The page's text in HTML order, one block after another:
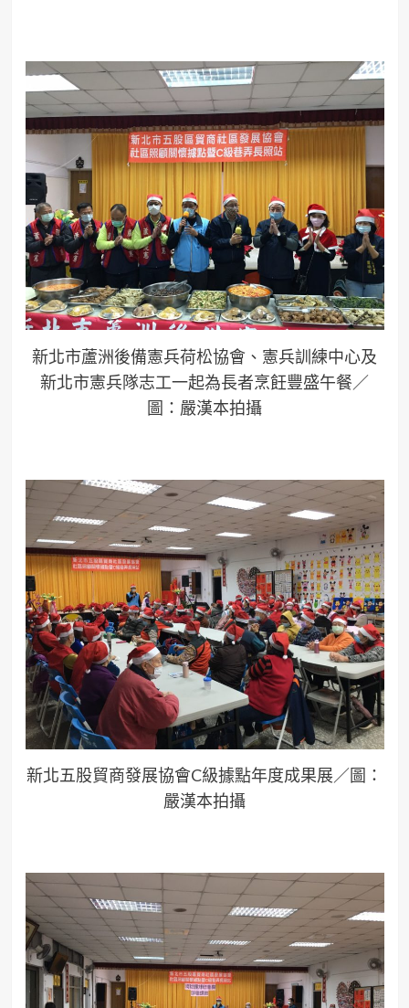
新北市蘆洲後備憲兵荷松協會、憲兵訓練中心及
新北市憲兵隊志工一起為長者烹飪豐盛午餐／
圖：嚴漢本拍攝
新北五股貿商發展協會C級據點年度成果展／圖：
嚴漢本拍攝